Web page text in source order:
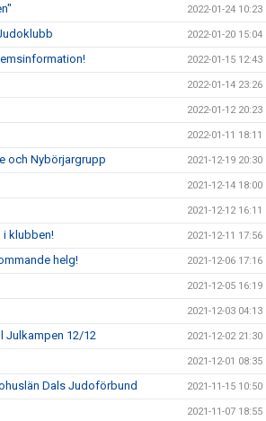
2022-01-24 10:23
2022-01-20 15:04
2022-01-15 12:43
2022-01-14 23:26
2022-01-12 20:23
2022-01-11 18:11
och Nybörjargrupp 2021-12-19 20:30
2021-12-14 18:00
2021-12-12 16:11
i klubben! 2021-12-11 17:56
helg! 2021-12-06 17:16
2021-12-05 16:19
2021-12-03 04:13
Julkampen 12/12 2021-12-02 21:30
2021-12-01 08:35
Dals Judoförbund 2021-11-15 10:50
2021-11-07 18:55